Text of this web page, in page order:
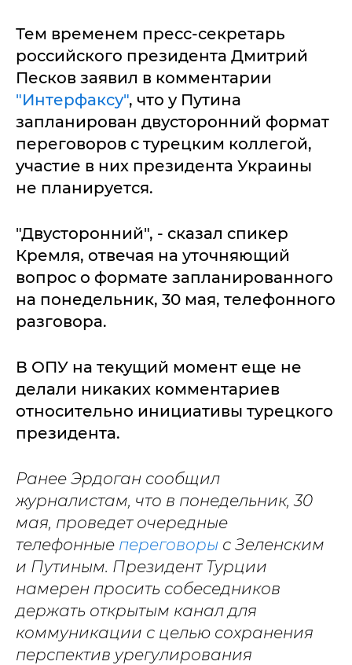
Тем временем пресс-секретарь
российского президента Дмитрий
Песков заявил в комментарии
"Интерфаксу", что у Путина
запланирован двусторонний формат
переговоров с турецким коллегой,
участие в них президента Украины
не планируется.
"Двусторонний", - сказал спикер
Кремля, отвечая на уточняющий
вопрос о формате запланированного
на понедельник, 30 мая, телефонного
разговора.
В ОПУ на текущий момент еще не
делали никаких комментариев
относительно инициативы турецкого
президента.
Ранее Эрдоган сообщил
журналистам, что в понедельник, 30
мая, проведет очередные
телефонные переговоры с Зеленским
и Путиным. Президент Турции
намерен просить собеседников
держать открытым канал для
коммуникации с целью сохранения
перспектив урегулирования